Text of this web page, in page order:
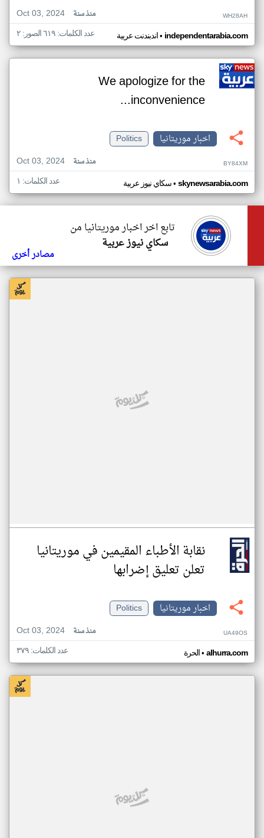
Oct 03, 2024
منذ سنة WH28AH
اندبندنت عربية• independentarabia.com عدد الكلمات: ٦١٩ الصور: ٢
We apologize for the
inconvenience...
اخبار موريتانيا
Politics
Oct 03, 2024
منذ سنة BY84XM
سكاي نيوز عربية• skynewsarabia.com عدد الكلمات: ١
تابع اخر اخبار موريتانيا من
سكاي نيوز عربية
مصادر أخرى
نقابة الأطباء المقيمين في موريتانيا
تعلن تعليق إضرابها
اخبار موريتانيا
Politics
Oct 03, 2024
منذ سنة UA49OS
الحرة• alhurra.com عدد الكلمات: ٣٧٩